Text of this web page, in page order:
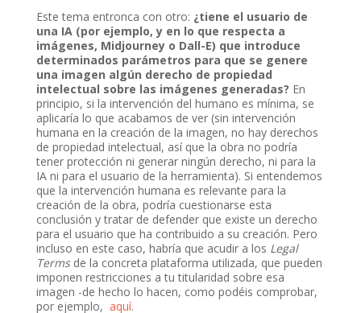
Este tema entronca con otro: ¿tiene el usuario de
una IA (por ejemplo, y en lo que respecta a
imágenes, Midjourney o Dall-E) que introduce
determinados parámetros para que se genere
una imagen algún derecho de propiedad
intelectual sobre las imágenes generadas? En
principio, si la intervención del humano es mínima, se
aplicaría lo que acabamos de ver (sin intervención
humana en la creación de la imagen, no hay derechos
de propiedad intelectual, así que la obra no podría
tener protección ni generar ningún derecho, ni para la
IA ni para el usuario de la herramienta). Si entendemos
que la intervención humana es relevante para la
creación de la obra, podría cuestionarse esta
conclusión y tratar de defender que existe un derecho
para el usuario que ha contribuido a su creación. Pero
incluso en este caso, habría que acudir a los Legal
Terms de la concreta plataforma utilizada, que pueden
imponen restricciones a tu titularidad sobre esa
imagen -de hecho lo hacen, como podéis comprobar,
por ejemplo, aquí.